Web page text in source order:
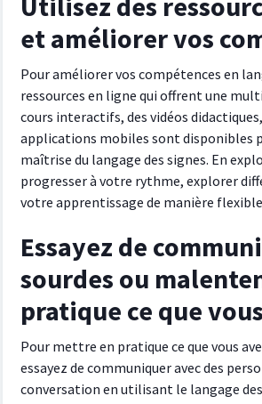
et améliorer vos
Pour améliorer vos compétences en
ressources en ligne qui offrent une
cours interactifs, des vidéos
applications mobiles sont disponibles
maîtrise du langage des signes. En
progresser à votre rythme, explorer
votre apprentissage de manière
Essayez de
sourdes ou
pratique ce que
Pour mettre en pratique ce que vous
essayez de communiquer avec des
conversation en utilisant le langage